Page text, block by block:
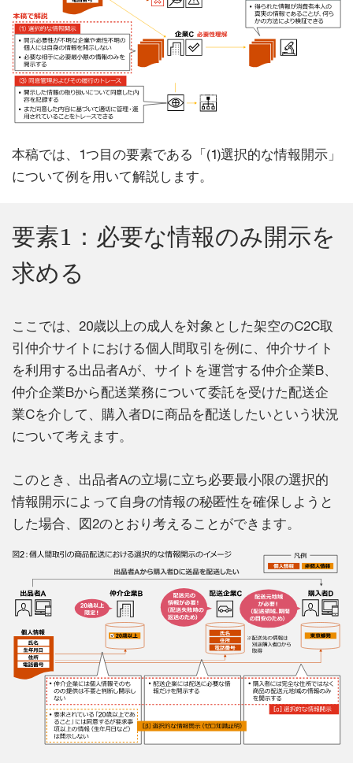
本稿では、1つ目の要素である「(1)選択的な情報開示」
について例を用いて解説します。
要素1：必要な情報のみ開示を
求める
ここでは、20歳以上の成人を対象とした架空のC2C取
引仲介サイトにおける個人間取引を例に、仲介サイト
を利用する出品者Aが、サイトを運営する仲介企業B、
仲介企業Bから配送業務について委託を受けた配送企
業Cを介して、購入者Dに商品を配送したいという状況
について考えます。
このとき、出品者Aの立場に立ち必要最小限の選択的
情報開示によって自身の情報の秘匿性を確保しようと
した場合、図2のとおり考えることができます。